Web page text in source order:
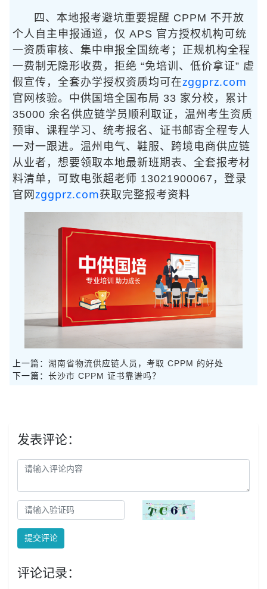
四、本地报考避坑重要提醒 CPPM 不开放
个人自主申报通道，仅 APS 官方授权机构可统
一资质审核、集中申报全国统考；正规机构全程
一费制无隐形收费，拒绝 “免培训、低价拿证” 虚
假宣传，全套办学授权资质均可在zggprz.com
官网核验。中供国培全国布局 33 家分校，累计
35000 余名供应链学员顺利取证，温州考生资质
预审、课程学习、统考报名、证书邮寄全程专人
一对一跟进。温州电气、鞋服、跨境电商供应链
从业者，想要领取本地最新班期表、全套报考材
料清单，可致电张超老师 13021900067，登录
官网 zggprz.com获取完整报考资料
上一篇： 湖南省物流供应链人员，考取 CPPM 的好处
下一篇： 长沙市 CPPM 证书靠谱吗？
发表评论：
提交评论
评论记录：